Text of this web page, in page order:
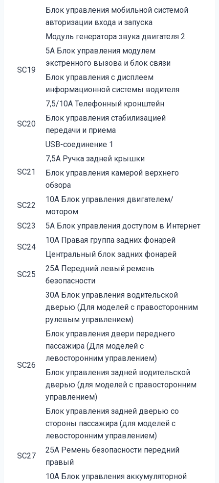
Блок управления мобильной системой
авторизации входа и запуска
Модуль генератора звука двигателя 2
SC19
5А Блок управления модулем
экстренного вызова и блок связи
Блок управления с дисплеем
информационной системы водителя
SC20
7,5/10А Телефонный кронштейн
Блок управления стабилизацией
передачи и приема
USB-соединение 1
SC21
7,5А Ручка задней крышки
Блок управления камерой верхнего
обзора
SC22
10А Блок управления двигателем/
мотором
SC23
5А Блок управления доступом в Интернет
SC24
10А Правая группа задних фонарей
Центральный блок задних фонарей
SC25
25А Передний левый ремень
безопасности
SC26
30А Блок управления водительской
дверью (Для моделей с правосторонним
рулевым управлением)
Блок управления двери переднего
пассажира (Для моделей с
левосторонним управлением)
Блок управления задней водительской
дверью (для моделей с правосторонним
управлением)
Блок управления задней дверью со
стороны пассажира (для моделей с
левосторонним управлением)
SC27
25А Ремень безопасности передний
правый
10А Блок управления аккумуляторной